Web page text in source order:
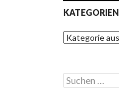
KATEGORIEN
K
a
g
o
S
u